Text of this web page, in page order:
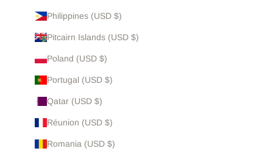
Philippines (USD $)
Pitcairn Islands (USD $)
Poland (USD $)
Portugal (USD $)
Qatar (USD $)
Réunion (USD $)
Romania (USD $)